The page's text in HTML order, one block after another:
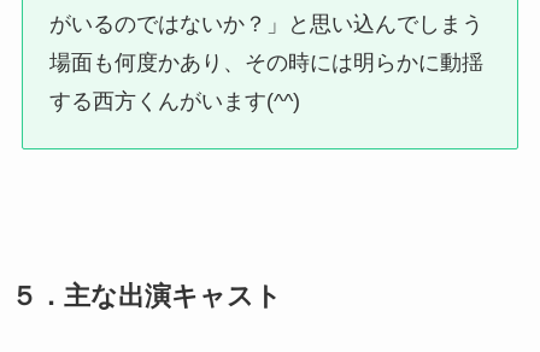
がいるのではないか？」と思い込んでしまう
場面も何度かあり、その時には明らかに動揺
する西方くんがいます(^^)
５． 主な出演キャスト